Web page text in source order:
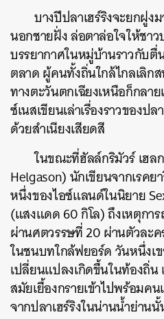
บางปีปลาเฮร์ริงจะยกฝู
นอกชายฝั่ง ล่อตาล่อใจให้ชา
บรรยากาศในหมู่บ้านราวกับตื่
ตลาด ผู้คนทั้งถิ่นใกล้ไกลเลิก
ทางตะวันตกเฉียงเหนือก็กลา
ซ์เนสเขียนเล่าเรื่องราวของป
ด้วยสำเนียงเสียดสี
ในขณะที่ฮัลล์กริมัวร์ เฮล
Helgason) นักเขียนจากเรค
หนึ่งของไอซ์แลนด์ในนิยาย
(แสงแดด 60 กิโล) ถึงเหตุกา
ผ่านศตวรรษที่ 20 ผ่านตัวละ
ในชนบทใกล้ฟยอร์ด วันหนึ่งเ
เปลี่ยนแปลงเกิดขึ้นในท้องถิ่
สมัยเยื้องกรายเข้าไปพร้อมค
จากปลาเฮร์ริงในน่านน้ำย่าน